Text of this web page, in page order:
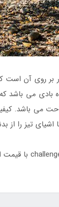
روی آن است
می باشد
می باشد.
تیز را از